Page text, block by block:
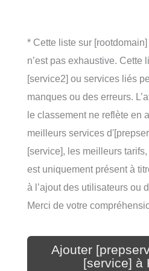
* Cette liste sur
n’est pas exhaustive. Cette
[service2] ou services liés
manques ou des erreurs.
le classement ne reflète en
meilleurs services
[service], les meilleurs
est uniquement présent à
à l’ajout des utilisateurs ou
Merci de votre
Ajouter
[service] à